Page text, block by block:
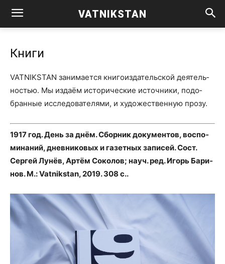
VATNIKSTAN
Книги
VATNIKSTAN зани­ма­ет­ся кни­го­из­да­тель­ской дея­тель­
но­стью. Мы изда­ём исто­ри­че­ские источ­ни­ки, подо­
бран­ные иссле­до­ва­те­ля­ми, и худо­же­ствен­ную прозу.
1917 год. День за днём. Сбор­ник доку­мен­тов, вос­по­
ми­на­ний, днев­ни­ко­вых и газет­ных запи­сей. Сост.
Сер­гей Лунёв, Артём Соко­лов; науч. ред. Игорь Бари­
нов. М.: Vatnikstan, 2019. 308 с..